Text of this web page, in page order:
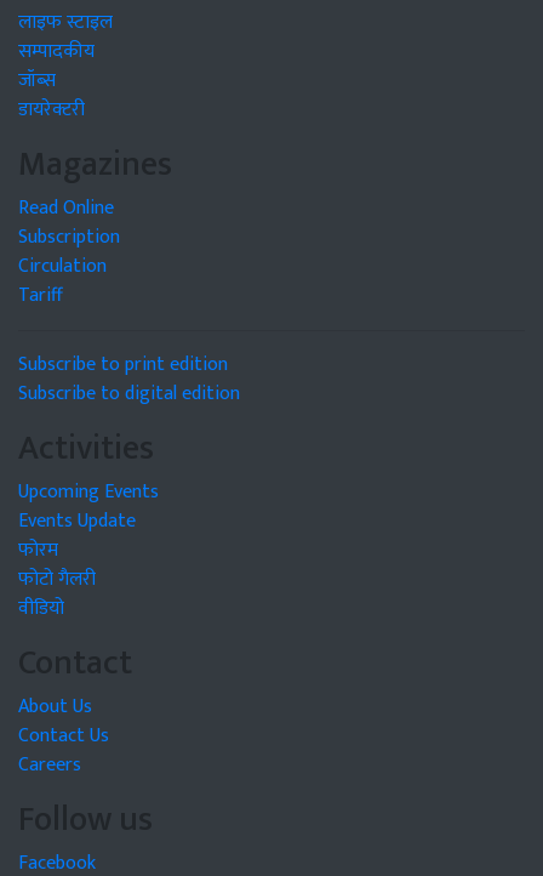
लाइफ स्टाइल
सम्पादकीय
जॉब्स
डायरेक्टरी
Magazines
Read Online
Subscription
Circulation
Tariff
Subscribe to print edition
Subscribe to digital edition
Activities
Upcoming Events
Events Update
फोरम
फोटो गैलरी
वीडियो
Contact
About Us
Contact Us
Careers
Follow us
Facebook